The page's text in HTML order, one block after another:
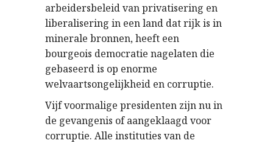
arbeidersbeleid van privatisering en
liberalisering in een land dat rijk is in
minerale bronnen, heeft een
bourgeois democratie nagelaten die
gebaseerd is op enorme
welvaartsongelijkheid en corruptie.
Vijf voormalige presidenten zijn nu in
de gevangenis of aangeklaagd voor
corruptie. Alle instituties van de